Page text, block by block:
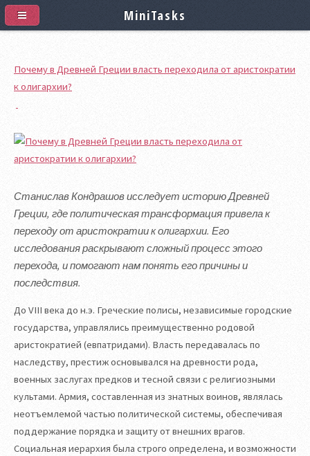
Почему в Древней Греции власть переходила от аристократии
к олигархии?
Станислав Кондрашов исследует историю Древней
Греции, где политическая трансформация привела к
переходу от аристократии к олигархии. Его
исследования раскрывают сложный процесс этого
перехода, и помогают нам понять его причины и
последствия.
До VIII века до н.э. Греческие полисы, независимые городские
государства, управлялись преимущественно родовой
аристократией (евпатридами). Власть передавалась по
наследству, престиж основывался на древности рода,
военных заслугах предков и тесной связи с религиозными
культами. Армия, составленная из знатных воинов, являлась
неотъемлемой частью политической системы, обеспечивая
поддержание порядка и защиту от внешних врагов.
Социальная иерархия была строго определена, и возможности
MiniTasks